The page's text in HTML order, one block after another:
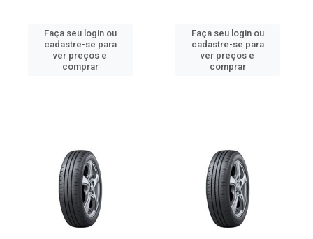
Faça seu login ou
cadastre-se para
ver preços e
comprar
Faça seu login ou
cadastre-se para
ver preços e
comprar